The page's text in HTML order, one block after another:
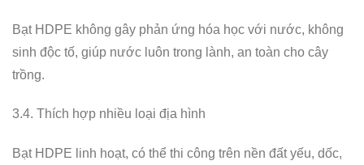
Bạt HDPE không gây phản ứng hóa học với nước, không
sinh độc tố, giúp nước luôn trong lành, an toàn cho cây
trồng.
3.4. Thích hợp nhiều loại địa hình
Bạt HDPE linh hoạt, có thể thi công trên nền đất yếu, dốc,